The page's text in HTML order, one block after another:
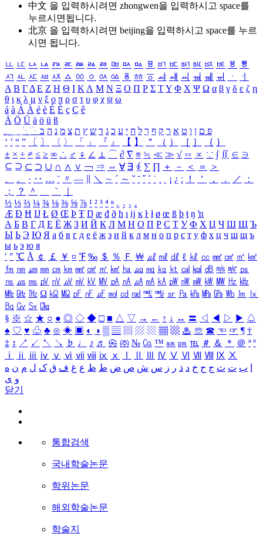
中文 을 입력하시려면 zhongwen을 입력하시고 space를
누르시면됩니다.
北京 을 입력하시려면 beijing을 입력하시고 space를 누르
시면 됩니다.
ㅥ ㅦ ㅧ ㅨ ㅩ ㅪ ㅫ ㅬ ㅭ ㅮ ㅯ ㅰ ㅱ ㅲ ㅳ ㅴ ㅵ ㅶ ㅷ ㅸ
ㅹ
ㅺ ㅻ ㅼ ㅽ ㅾ ㅿ ㆀ ㆁ ㆂ ㆃ ㆄ ㆅ ㆆ ㆇ ㆈ ㆉ ㆊ ㆋ ㆌ ㆍ
ㆎ
Α Β ΓΔ Ε Ζ Η Θ Ι ΚΛ Μ Ν Ξ Ο Π Ρ Σ ΤΥ Φ Χ Ψ Ω α β γ δ ε ζ η
θ ι κ λ μ ν ξ ο π ρ σ τ υ φ χ ψ ω
á à Á À é è É È ç Ç ê
Ä Ö Ü ä ö ü ß
ִֶֹ ֻּ ׁׂ פ ם ן ו ט א ר ק ף ך ל ח י ע כ ג ד ש ץ ת צ מ נ ה ב
‘ ’ “ ” 〔 〕 〈 〉 「 」 『 』 【 】 ＂ （ ） ［ ］ ｛ ｝
± × ÷ ≠ ≤ ≥ ∞ ∴ ♂ ♀ ∠ ⊥ ⌒ ∂ ∇ ≡ ≒ ≪ ≫ √ ∽ ∝ ∵ ∫ ∬ ∈ ∋
⊆ ⊇ ⊂ ⊃ ∪ ∩ ∧ ∨ ￢ ⇒ ⇔ ∀ ∃ ∮ ∑ ∏ ＋ － ＜ ＝
＞
、
。 · ‥ … ¨ 〃 ― ＼ ∼ ´ ～ ˇ ˘ ˝ ˚ ˙ ¸ ¡ ¿ ː ！ ＇ ， ． ／
：
；
？ ＾ ｀
½ ⅓ ⅔ ¼ ¾ ⅛ ⅜ ⅝ ⅞ ¹ ² ³ ⁴ ⁿ ₁ ₂ ₃ ₄
Æ Ð Ħ Ĳ Ł Ø Œ Þ Ŧ Ŋ æ đ ð ħ ı ĳ ĸ ŀ ł ø œ ß þ ŧ ŋ ŉ
А Б В Г Д Е Ё Ж З И Й К Л М Н О П Р С Т У Ф Х Ц Ч Ш Щ Ъ
Ы Ь Э Ю Я а б в г д е ё ж з и й к л м н о п р с т у ф х ц ч ш щ ъ
ы ь э ю я
′ ″ ℃ Å ￠ ￡ ￥ ¤ ℉ ‰ ＄ ％ Ｆ ￦ ㎕ ㎖ ㎗ ℓ ㎘ ㏄ ㎣ ㎤ ㎥ ㎦
㎙ ㎚ ㎛ ㎜ ㎝ ㎞ ㎟ ㎠ ㎡ ㎢ ㏊ ㎍ ㎎ ㎏ ㏏ ㎈ ㎉ ㏈ ㎧ ㎨ ㎰
㎱ ㎲ ㎳ ㎴ ㎵ ㎶ ㎷ ㎸ ㎹ ㎀ ㎁ ㎂ ㎃ ㎄ ㎺ ㎻ ㎽ ㎾ ㎿ ㎐ ㎑
㎒ ㎓ ㎔ Ω ㏀ ㏁ ㎊ ㎋ ㎌ ㏖ ㏅ ㎭ ㎮ ㎯ ㏛ ㎩ ㎪ ㎫ ㎬ ㏝ ㏐
㏓
㏃ ㏉ ㏜ ㏆
§ ※ ☆ ★ ○ ● ◎ ◇ ◆ □ ■ △ ▽ → ← ↑ ↓ ↔ 〓 ◁ ◀ ▷ ▶ ♤
♠ ♡ ♥ ♧ ♣ ⊙ ◈ ▣ ◐ ◑ ▒ ▤ ▨ ▧ ▦ ▩ ♨ ☏ ☎ ☜ ☞ ¶ †
‡ ↕ ↗ ↙ ↖ ↘ ♭ ♩ ♪ ♬ ㉿ ㈜ № ㏇ ™ ㏂ ㏘ ℡ ＃ ＆ ＊ ＠ ª º
ⅰ
ⅱ ⅲ ⅳ ⅴ ⅵ ⅶ ⅷ ⅸ ⅹ Ⅳ Ⅴ Ⅵ Ⅶ Ⅷ Ⅸ Ⅹ
ب ت ث ج ح خ د ذ ر ز س ش ص ض ط ظ ع غ ف ق ک ل م ن ه
و ی
닫기
통합검색
국내학술논문
학위논문
해외학술논문
학술지